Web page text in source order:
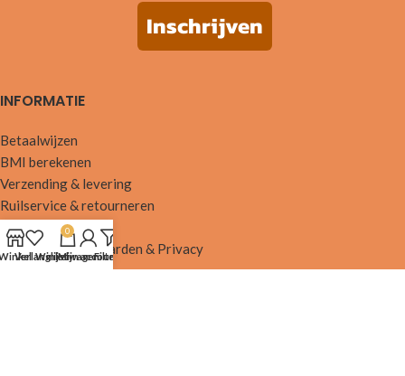
Inschrijven
INFORMATIE
Betaalwijzen
BMI berekenen
Verzending & levering
Ruilservice & retourneren
Contra-indicaties
Algemene voorwaarden & Privacy
Verlanglijst
0
Winkelwagen
Mijn account
Filters